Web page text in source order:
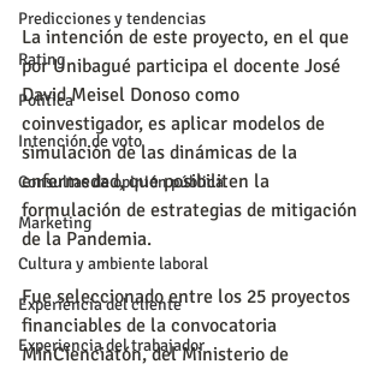
Predicciones y tendencias
Rating
Política
Intención de voto
Consultas de opinión pública
Marketing
Cultura y ambiente laboral
Experiencia del cliente
Experiencia del trabajador
La intención de este proyecto, en el que
por Unibagué participa el docente José
David Meisel Donoso como
coinvestigador, es aplicar modelos de
simulación de las dinámicas de la
enfermedad, que posibiliten la
formulación de estrategias de mitigación
de la Pandemia.
Fue seleccionado entre los 25 proyectos
financiables de la convocatoria
MinCienciatón, del Ministerio de